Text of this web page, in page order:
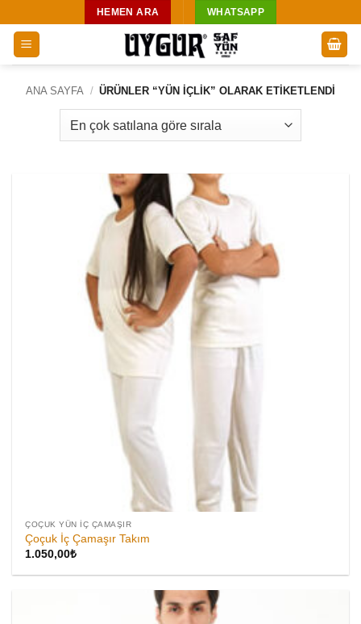
atla
HEMEN ARA WHATSAPP
ANA SAYFA / ÜRÜNLER “YÜN İÇLIK” OLARAK ETIKETLENDI
ÇOÇUK YÜN İÇ ÇAMAŞIR
Çoçuk İç Çamaşır Takım
1.050,00₺